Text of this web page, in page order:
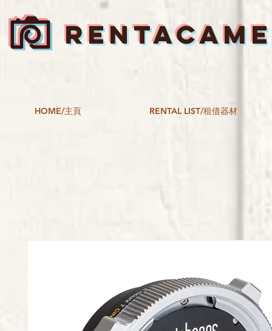
HOME/主頁 RENTAL LIST/租借器材